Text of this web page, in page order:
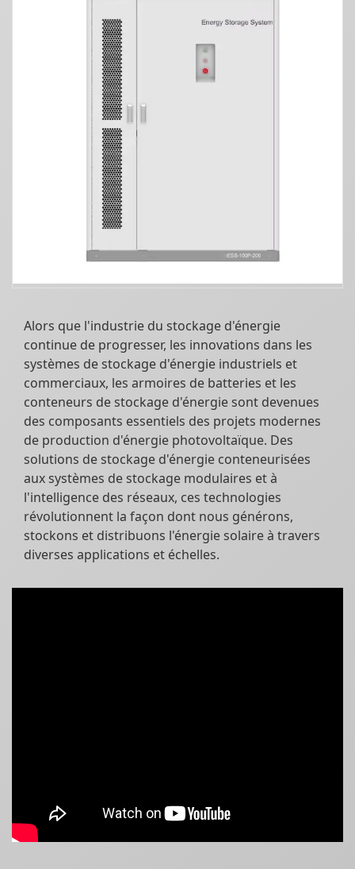
Alors que l'industrie du stockage d'énergie
continue de progresser, les innovations dans les
systèmes de stockage d'énergie industriels et
commerciaux, les armoires de batteries et les
conteneurs de stockage d'énergie sont devenues
des composants essentiels des projets modernes
de production d'énergie photovoltaïque. Des
solutions de stockage d'énergie conteneurisées
aux systèmes de stockage modulaires et à
l'intelligence des réseaux, ces technologies
révolutionnent la façon dont nous générons,
stockons et distribuons l'énergie solaire à travers
diverses applications et échelles.